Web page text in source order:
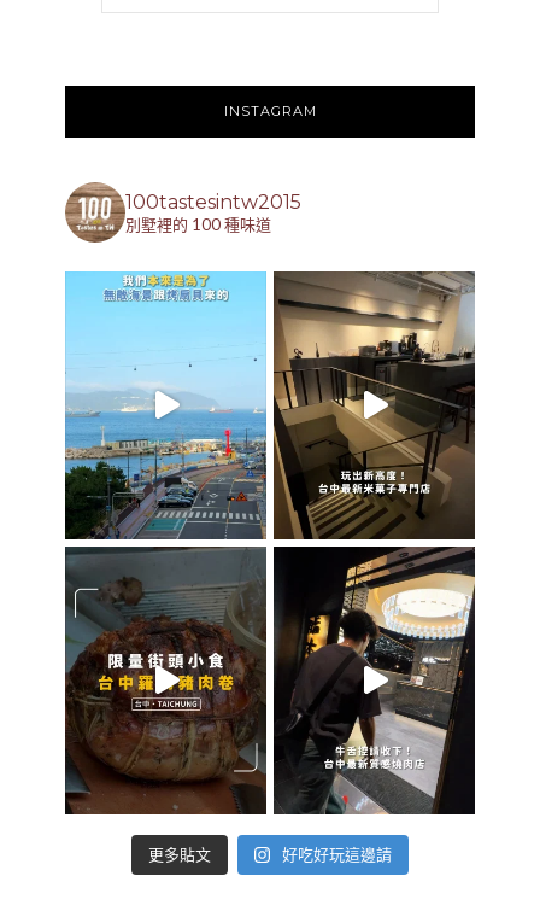
INSTAGRAM
100tastesintw2015
別墅裡的 100 種味道
更多貼文 好吃好玩這邊請